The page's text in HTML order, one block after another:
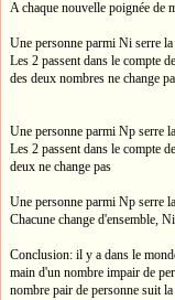
A chaque nouvelle poignée de
Une personne parmi Ni serre
Les 2 passent dans le compte
des deux nombres ne change
Une personne parmi Np serre
Les 2 passent dans le compte
deux ne change pas
Une personne parmi Np serre
Chacune change d'ensemble,
Conclusion: il y a dans le
main d'un nombre impair de
nombre pair de personne suit